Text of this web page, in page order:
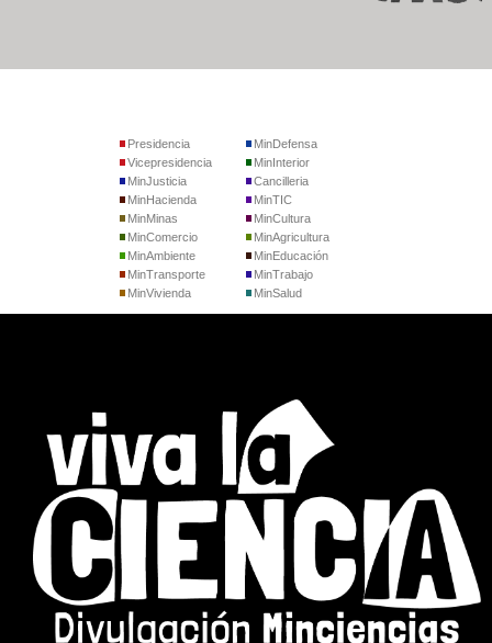
Presidencia
Vicepresidencia
MinJusticia
MinDefensa
MinInterior
Cancilleria
MinHacienda
MinMinas
MinComercio
MinTIC
MinCultura
MinAgricultura
MinAmbiente
MinTransporte
MinVivienda
MinEducación
MinTrabajo
MinSalud